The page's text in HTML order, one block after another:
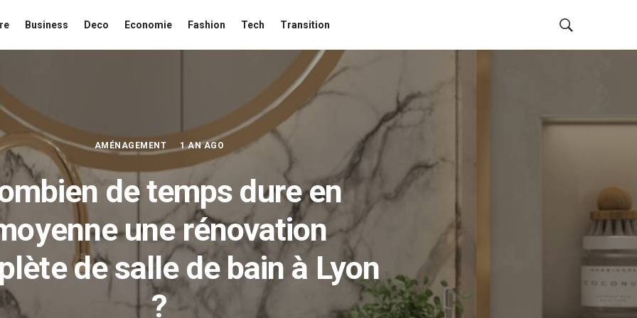
Business Deco Economie Fashion Tech Transition
AMÉNAGEMENT 1 AN AGO
de temps dure en
une rénovation
de salle de bain à Lyon
?